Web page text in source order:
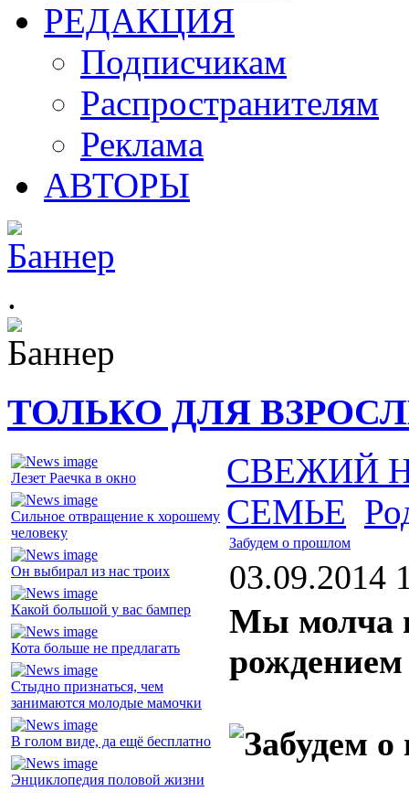
РЕДАКЦИЯ
Подписчикам
Распространителям
Реклама
АВТОРЫ
.
ТОЛЬКО ДЛЯ
Лезет Раечка в окно
Сильное отвращение к хорошему
человеку
Он выбирал из нас троих
Какой большой у вас бампер
Кота больше не предлагать
Стыдно признаться, чем
занимаются молодые мамочки
В голом виде, да ещё бесплатно
Энциклопедия половой жизни
СВЕЖИЙ
СЕМЬЕ
Забудем о прошлом
03.09.2014
Мы молча